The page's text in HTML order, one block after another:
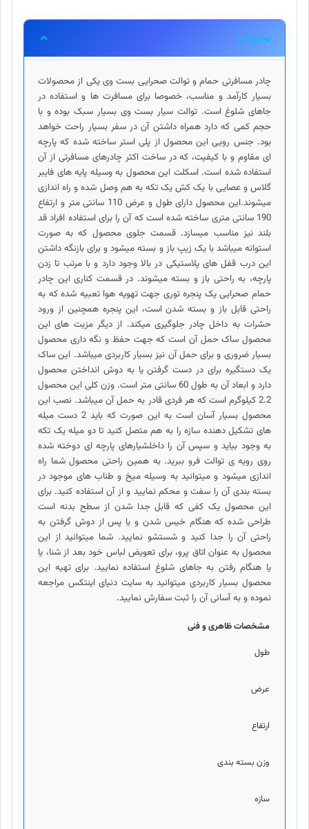
توضیحات
چادر مسافرتی حمام و توالت صحرایی بست وی یکی از محصولات
بسیار کارآمد و مناسب، خصوصا برای مسافرت ها و استفاده در
جاهای شلوغ است. توالت سیار بست وی بسیار سبک بوده و با
حجم کمی که دارد همراه داشتن آن در سفر بسیار راحت خواهد
بود. جنس رویی این محصول از پلی استر ساخته شده که پارچه
ای مقاوم و با کیفیت، که در ساخت اکثر چادرهای مسافرتی از آن
استفاده شده است. اسکلت این محصول به وسیله پایه های فایبر
گلاس و عصایی با یک کش یک تکه به هم وصل شده و راه اندازی
میشوند.این محصول دارای طول و عرض 110 سانتی متر و ارتفاع
190 سانتی متری ساخته شده است که آن را برای استفاده افراد قد
بلند نیز مناسب میسازد. قسمت جلوی محصول که به صورت
استوانه میباشد با یک زیپ باز و بسته میشود و برای بازنگه داشتن
این درب قفل های پلاستیکی در بالا وجود دارد و با مرتب تا زدن
پارچه، به راحتی باز و بسته میشوند. در قسمت کناری این چادر
حمام صحرایی یک پنجره توری جهت تهویه هوا تعبیه شده که به
راحتی قابل باز و بسته شدن است، این پنجره همچنین از ورود
حشرات به داخل چادر جلوگیری میکند. از دیگر مزیت های این
محصول ساک حمل آن است که جهت حفظ و نگه داری محصول
بسیار ضروری و برای حمل آن نیز بسیار کاربردی میباشد. این ساک
یک دستگیره برای در دست گرفتن یا به دوش انداختن محصول
دارد و ابعاد آن به طول 60 سانتی متر است. وزن کلی این محصول
2.2 کیلوگرم است که هر فردی قادر به حمل آن میباشد. نصب این
محصول بسیار آسان است به این صورت که باید 2 دست میله
های تشکیل دهنده سازه را به هم متصل کنید تا دو میله یک تکه
به وجود بیاید و سپس آن را داخلشیارهای پارچه ای دوخته شده
روی رویه ی توالت فرو ببرید. به همین راحتی محصول شما راه
اندازی میشود و میتوانید به وسیله میخ و طناب های موجود در
بسته بندی آن را سفت و محکم نمایید و از آن استفاده کنید. برای
این محصول یک کفی که قابل جدا شدن از سطح بدنه است
طراحی شده که هنگام خیس شدن و یا پس از دوش گرفتن به
راحتی آن را جدا کنید و شستشو نمایید. شما میتوانید از این
محصول به عنوان اتاق پرو، برای تعویض لباس خود بعد از شنا، یا
یا هنگام رفتن به جاهای شلوغ استفاده نمایید. برای تهیه این
محصول بسیار کاربردی میتوانید به سایت دنیای اینتکس مراجعه
نموده و به آسانی آن را ثبت سفارش نمایید.
مشخصات ظاهری و فنی
طول
عرض
ارتفاع
وزن بسته بندی
سازه